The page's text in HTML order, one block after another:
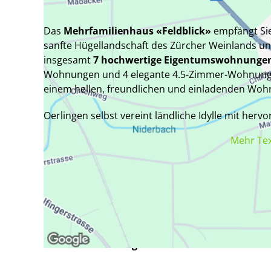
Das Mehrfamilienhaus «Feldblick» empfängt
sanfte Hügellandschaft des Zürcher Weinlands
insgesamt7 hochwertige
Wohnungen und 4 elegante 4.5-Zimmer-
einem hellen, freundlichen und einladenden
Oerlingen selbst vereint ländliche Idylle mit
Wohnort für Familien, Paareund alle, die
sich Ruhe, Natur und ein naturnahes Umfeld mit
Ein Ort, an dem man sich rundum wohlfühlt!
Mehr
Verfügbarkeit
Nach Vereinbarung